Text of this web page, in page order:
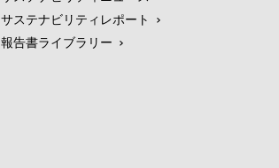
サステナビリティレポート
報告書ライブラリー